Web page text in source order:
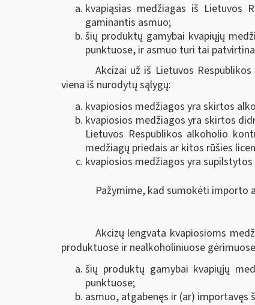
kvapiąsias medžiagas iš Lietuvos
gaminantis asmuo;
šių produktų gamybai kvapiųjų
punktuose, ir asmuo turi tai
Akcizai už iš Lietuvos
viena iš nurodytų sąlygų:
kvapiosios medžiagos yra skirtos
kvapiosios medžiagos yra skirtos
Lietuvos Respublikos alkoholio
medžiagų priedais ar kitos rūšies
kvapiosios medžiagos yra
Pažymime, kad sumokėti importo
Akcizų lengvata kvapiosioms
produktuose ir nealkoholiniuose
šių produktų gamybai kvapiųjų
punktuose;
asmuo, atgabenęs ir (ar)